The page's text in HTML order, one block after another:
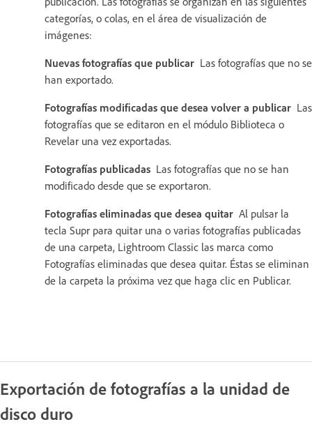
categorías, o colas, en el área de visualización de
imágenes:
Nuevas fotografías que publicar Las fotografías que no se
han exportado.
Fotografías modificadas que desea volver a publicar Las
fotografías que se editaron en el módulo Biblioteca o
Revelar una vez exportadas.
Fotografías publicadas Las fotografías que no se han
modificado desde que se exportaron.
Fotografías eliminadas que desea quitar Al pulsar la
tecla Supr para quitar una o varias fotografías publicadas
de una carpeta, Lightroom Classic las marca como
Fotografías eliminadas que desea quitar. Éstas se eliminan
de la carpeta la próxima vez que haga clic en Publicar.
Exportación de fotografías a la unidad de
disco duro